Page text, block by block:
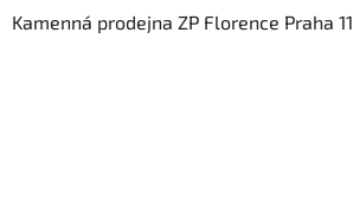
Kamenná prodejna ZP Florence Praha 11